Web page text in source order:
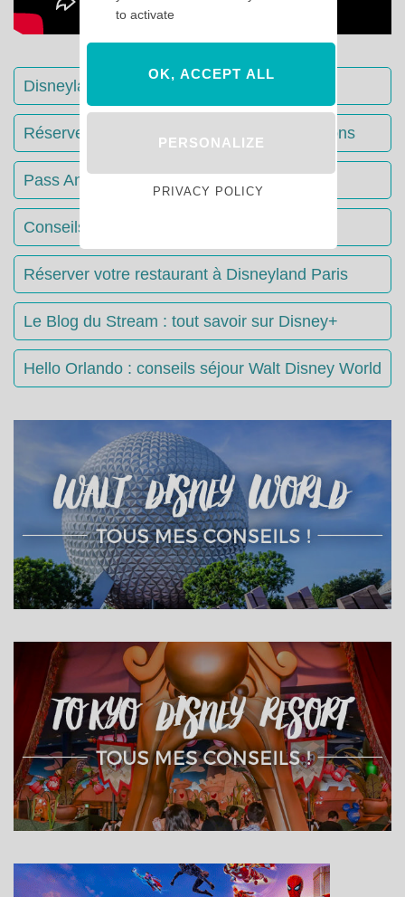
Disneyland Paris : Le guide complet
Réserver votre séjour : toutes les informations
Pass Annuels Disney : informations
Conseils & Astuces Disneyland Paris
Réserver votre restaurant à Disneyland Paris
Le Blog du Stream : tout savoir sur Disney+
Hello Orlando : conseils séjour Walt Disney World
to activate
OK, ACCEPT ALL
PERSONALIZE
PRIVACY POLICY